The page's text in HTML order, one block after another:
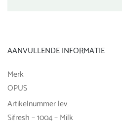
AANVULLENDE INFORMATIE
Merk
OPUS
Artikelnummer lev.
Sifresh – 1004 – Milk